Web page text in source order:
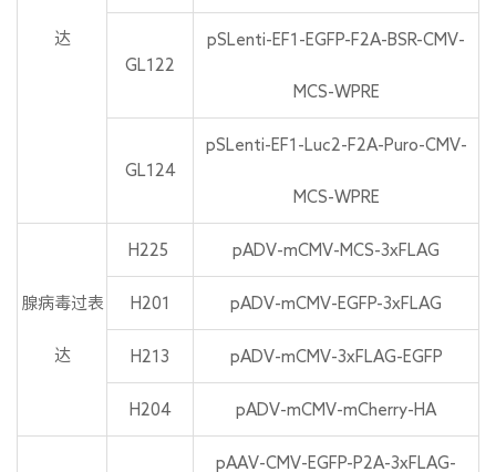
达
GL122
pSLenti-EF1-EGFP-F2A-BSR-CMV-
MCS-WPRE
GL124
pSLenti-EF1-Luc2-F2A-Puro-CMV-
MCS-WPRE
腺病毒过表
达
H225 pADV-mCMV-MCS-3xFLAG
H201 pADV-mCMV-EGFP-3xFLAG
H213 pADV-mCMV-3xFLAG-EGFP
H204 pADV-mCMV-mCherry-HA
pAAV-CMV-EGFP-P2A-3xFLAG-